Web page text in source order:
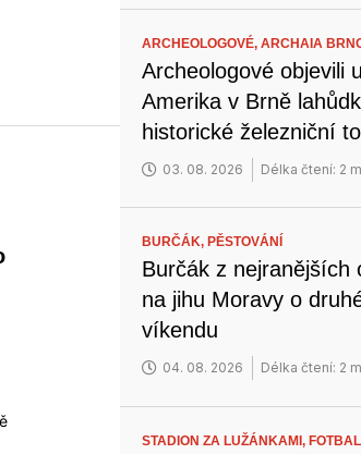
ARCHEOLOGOVÉ,ARCHAIA
Archeologové objevili
Amerika v Brně
historické železniční
03. 08. 2026 Délka čtení: 2
BURČÁK, PĚSTOVÁNÍ
Burčák z nejranějších
na jihu Moravy o
víkendu
04. 08. 2026 Délka čtení: 2
STADION ZA LUŽÁNKAMI,FOTBAL